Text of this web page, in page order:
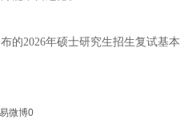
的2026年硕士研究生招生复试
微博0